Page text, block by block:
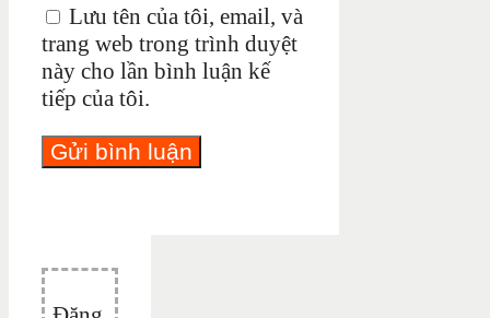
Lưu tên của tôi, email, và
trang web trong trình duyệt
này cho lần bình luận kế
tiếp của tôi.